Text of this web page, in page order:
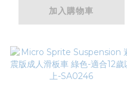
加入購物車